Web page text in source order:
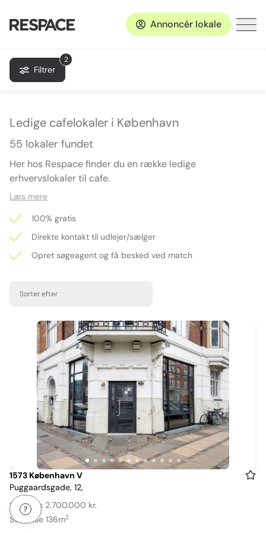
Annoncér lokale
2
Filtrer
Ledige cafelokaler i København
55 lokaler fundet
Her hos Respace finder du en række ledige
erhvervslokaler til cafe.
Læs mere
100% gratis
Direkte kontakt til udlejer/sælger
Opret søgeagent og få besked ved match
Sorter efter
Item
1
of
12
1573 København V
Puggaardsgade, 12,
Købspris 2.700.000 kr.
Størrelse 136m2